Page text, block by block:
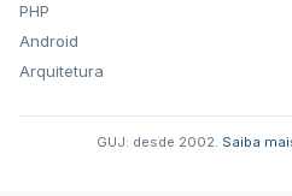
PHP
Android
Arquitetura
GUJ: desde 2002. Saiba